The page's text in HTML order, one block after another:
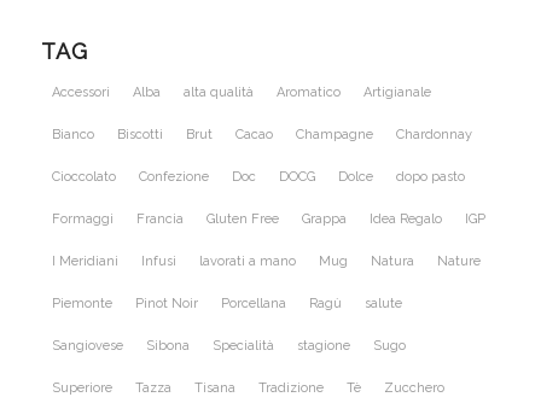
TAG
Accessori Alba alta qualità Aromatico Artigianale
Bianco Biscotti Brut Cacao Champagne Chardonnay
Cioccolato Confezione Doc DOCG Dolce dopo pasto
Formaggi Francia Gluten Free Grappa Idea Regalo IGP
I Meridiani Infusi lavorati a mano Mug Natura Nature
Piemonte Pinot Noir Porcellana Ragù salute
Sangiovese Sibona Specialità stagione Sugo
Superiore Tazza Tisana Tradizione Tè Zucchero